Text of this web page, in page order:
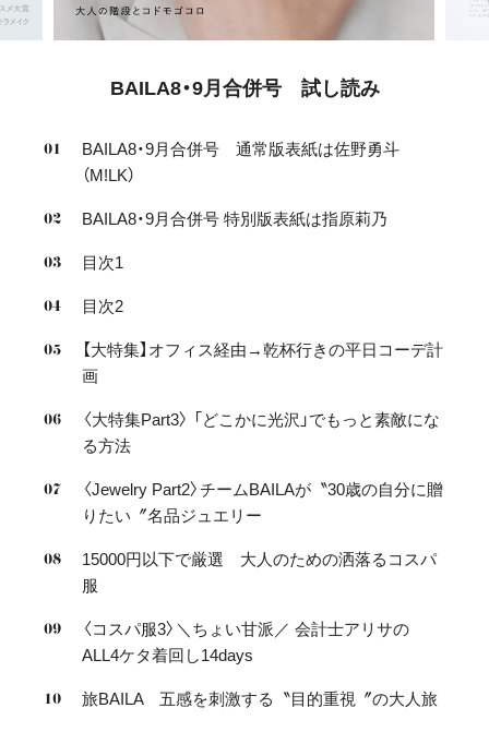
BAILA8・9月合併号 試し読み
BAILA8・9月合併号 通常版表紙は佐野勇斗
（M!LK）
BAILA8・9月合併号 特別版表紙は指原莉乃
目次1
目次2
【大特集】オフィス経由→乾杯行きの平日コーデ計
画
〈大特集Part3〉 「どこかに光沢」でもっと素敵にな
る方法
〈Jewelry Part2〉チームBAILAが〝30歳の自分に贈
りたい〞名品ジュエリー
15000円以下で厳選 大人のための洒落るコスパ
服
〈コスパ服3〉＼ちょい甘派／ 会計士アリサの
ALL4ケタ着回し14days
旅BAILA 五感を刺激する〝目的重視〞の大人旅